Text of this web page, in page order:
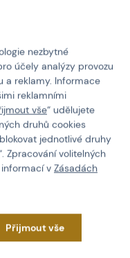
nezbytné
účely analýzy provozu
a reklamy. Informace
reklamními
vše“ udělujete
druhů cookies
jednotlivé druhy
Zpracování volitelných
v Zásadách
Přijmout vše